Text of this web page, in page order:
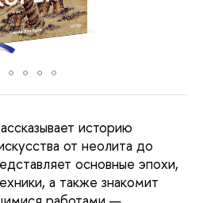
историю
от неолита до
основные эпохи,
а также знакомит